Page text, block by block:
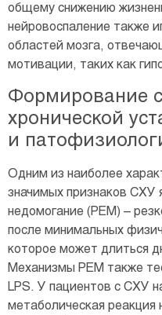
общему снижению
нейровоспаление также
областей мозга,
мотивации, таких как
Формирование
хронической
и
Одним из наиболее
значимых признаков СХУ
недомогание (PEM) –
после минимальных
которое может длиться
Механизмы PEM также
LPS. У пациентов с СХУ
метаболическая реакция